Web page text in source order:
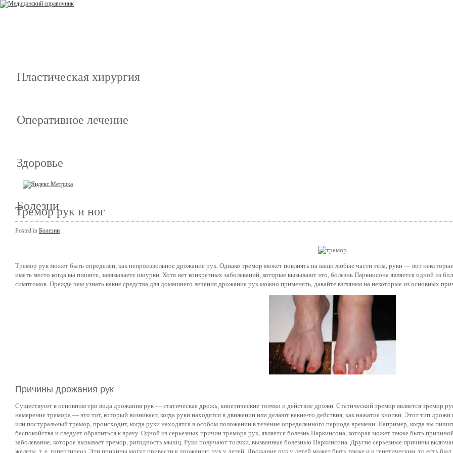
Пластическая хирургия
Оперативное лечение
Здоровье
Болезни
Тремор рук и ног
Posted in Болезни
Тремор рук может быть определён, как непроизвольное дрожание рук. Однако тремор может повлиять на ваши любые части тела, руки — вот
иметь место когда вы пишите, завязываете шнурки. Хотя нет конкретных заболеваний, которые вызывают это, болезнь Паркинсона является одной из
симптомов. Прежде чем узнать какие средства для домашнего лечения дрожание рук можно применять, давайте взглянем на некоторые из основных
Причины дрожания рук
Существуют в основном три вида дрожания рук — статическая дрожь, кинетические толчки и действие дрожи. Статический тремор является тремор
намерение тремора — это тот, который возникает, когда руки находятся в движении или делают какие-то действия, как нажатие кнопки. Этот тип
или постуральный тремор, происходит, когда руки находятся в особом положении в течение определенного периода времени. Например, когда вы
беспокойства и следует обратиться к врачу. Одной из серьезных причин тремора рук, является болезнь Паркинсона, которая может также быть
заболевание, которое вызывает тремор, ригидность мышц. Руки получают толчки, вызванные болезнью Паркинсона. Другие серьезные причины
железы, т. е. гипертиреоз. Эти причины могут привести к дрожанию рук у детей. Дрожание рук у детей может быть также и и генетическим, то есть был